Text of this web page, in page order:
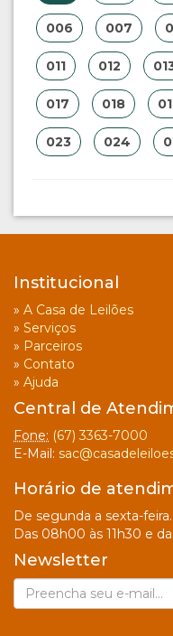
006 007
011 012
017 018
023 024
Institucional
» A Casa de Leilões
» Serviços
» Parceiros
» Contato
» Ajuda
Central de
Fone: (67) 3363-7000
E-Mail:
Horário de
De segunda a sexta-feira.
Das 08h00 às 11h30 e
Newsletter